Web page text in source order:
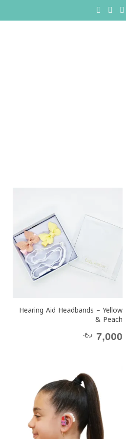
Hearing Aid Headbands – Yellow
& Peach
7,000 ر.ع.